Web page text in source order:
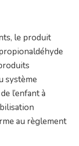
le produit
système
l’enfant à
au règlement